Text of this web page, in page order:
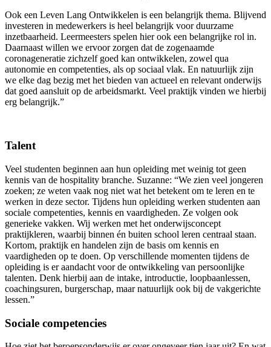
Ook een Leven Lang Ontwikkelen is een belangrijk thema. Blijvend
investeren in medewerkers is heel belangrijk voor duurzame
inzetbaarheid. Leermeesters spelen hier ook een belangrijke rol in.
Daarnaast willen we ervoor zorgen dat de zogenaamde
coronageneratie zichzelf goed kan ontwikkelen, zowel qua
autonomie en competenties, als op sociaal vlak. En natuurlijk zijn
we elke dag bezig met het bieden van actueel en relevant onderwijs
dat goed aansluit op de arbeidsmarkt. Veel praktijk vinden we hierbij
erg belangrijk.”
Talent
Veel studenten beginnen aan hun opleiding met weinig tot geen
kennis van de hospitality branche. Suzanne: “We zien veel jongeren
zoeken; ze weten vaak nog niet wat het betekent om te leren en te
werken in deze sector. Tijdens hun opleiding werken studenten aan
sociale competenties, kennis en vaardigheden. Ze volgen ook
generieke vakken. Wij werken met het onderwijsconcept
praktijkleren, waarbij binnen én buiten school leren centraal staan.
Kortom, praktijk en handelen zijn de basis om kennis en
vaardigheden op te doen. Op verschillende momenten tijdens de
opleiding is er aandacht voor de ontwikkeling van persoonlijke
talenten. Denk hierbij aan de intake, introductie, loopbaanlessen,
coachingsuren, burgerschap, maar natuurlijk ook bij de vakgerichte
lessen.”
Sociale competencies